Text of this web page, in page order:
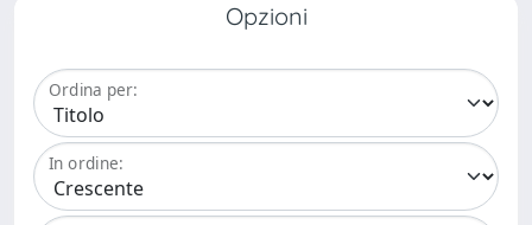
Opzioni
Ordina per:
In ordine: